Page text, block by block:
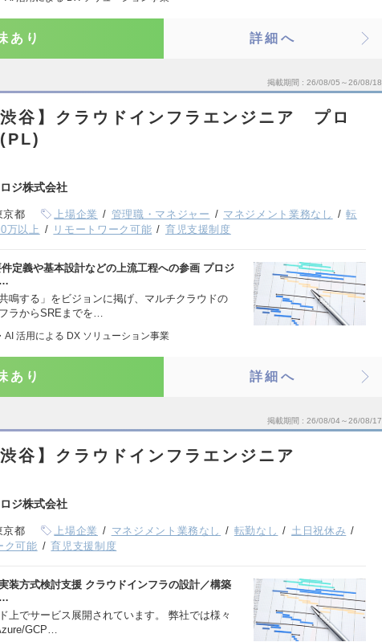
あり 詳細へ
掲載期間 26/08/05～26/08/18
渋谷】クラウドインフラエンジニア プロ
ジ株式会社
京都 上場企業 管理職・マネジャー マネジメント業務なし
転
万以上 リモートワーク可能 育児支援制度
定義や基本設計などの上流工程への参画 プロジ
…
鳴する」をビジョンに掲げ、マルチクラウドの
ラからSREまでを…
AI 活用による DX ソリューション事業
あり 詳細へ
掲載期間 26/08/04～26/08/17
谷】クラウドインフラエンジニア
ジ株式会社
京都 上場企業 マネジメント業務なし 転勤なし
土日祝休み
ク可能 育児支援制度
装方式検討支援 クラウドインフラの設計／構築
…
上でサービス展開されています。 弊社では様々
GCP…